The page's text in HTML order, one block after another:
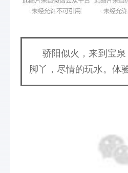
骄阳似火，来到宝泉
脚丫，尽情的玩水。 体